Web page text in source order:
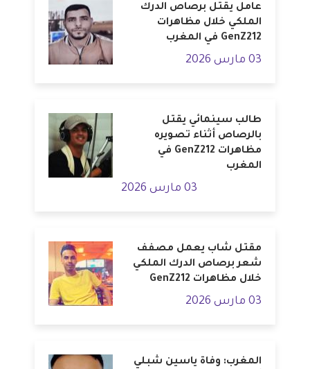
عامل يقتل برصاص الدرك
الملكي خلال مظاهرات
GenZ212 في المغرب
03 مارس 2026
طالب سينمائي يقتل
بالرصاص أثناء تصويره
مظاهرات GenZ212 في
المغرب
03 مارس 2026
مقتل شاب يعمل مصفف
شعر برصاص الدرك الملكي
خلال مظاهرات GenZ212
03 مارس 2026
المغرب: وفاة ياسين شبلي